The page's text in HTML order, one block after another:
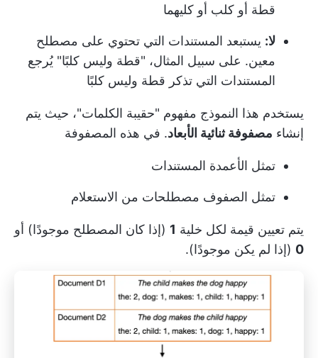
قطة أو كلب أو كليهما
لا: يستبعد المستندات التي تحتوي على مصطلح
معين. على سبيل المثال، "قطة وليس كلبًا" يُرجع
المستندات التي تذكر قطة وليس كلبًا
يستخدم هذا النموذج مفهوم "حقيبة الكلمات"، حيث يتم
إنشاء مصفوفة ثنائية الأبعاد. في هذه المصفوفة
تمثل الأعمدة المستندات
تمثل الصفوف مصطلحات من الاستعلام
يتم تعيين قيمة لكل خلية 1 (إذا كان المصطلح موجودًا) أو
0 (إذا لم يكن موجودًا).